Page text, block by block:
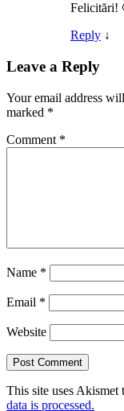
Felicitări!
Reply ↓
Leave a Reply
Your email address
marked *
Comment *
Name *
Email *
Website
This site uses Akismet
data is processed.